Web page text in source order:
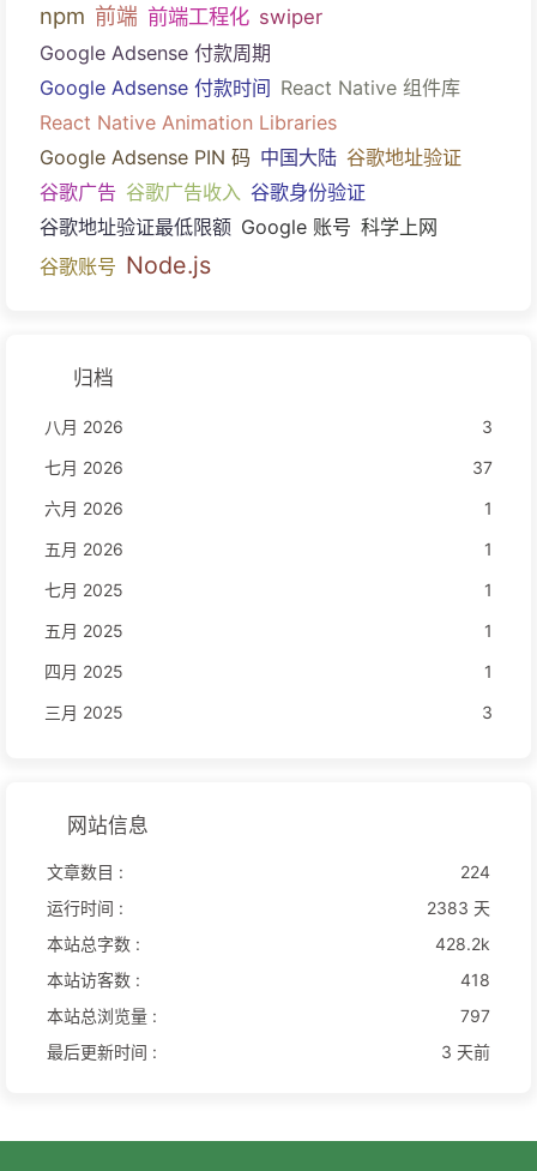
npm 前端 前端工程化 swiper
Google Adsense 付款周期
Google Adsense 付款时间 React Native 组件库
React Native Animation Libraries
Google Adsense PIN 码 中国大陆 谷歌地址验证
谷歌广告 谷歌广告收入 谷歌身份验证
谷歌地址验证最低限额 Google 账号 科学上网
谷歌账号 Node.js
归档
八月 2026
3
七月 2026
37
六月 2026
1
五月 2026
1
七月 2025
1
五月 2025
1
四月 2025
1
三月 2025
3
网站信息
文章数目 :
224
运行时间 :
2383 天
本站总字数 :
428.2k
本站访客数 :
418
本站总浏览量 :
797
最后更新时间 :
3 天前